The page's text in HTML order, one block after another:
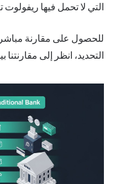
التي لا تحمل فيها
للحصول على مقارنة
التحديد، انظر إلى